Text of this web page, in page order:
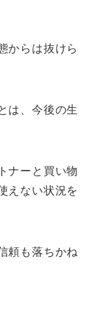
からは抜けら
は、今後の生
ナーと買い物
えない状況を
頼も落ちかね